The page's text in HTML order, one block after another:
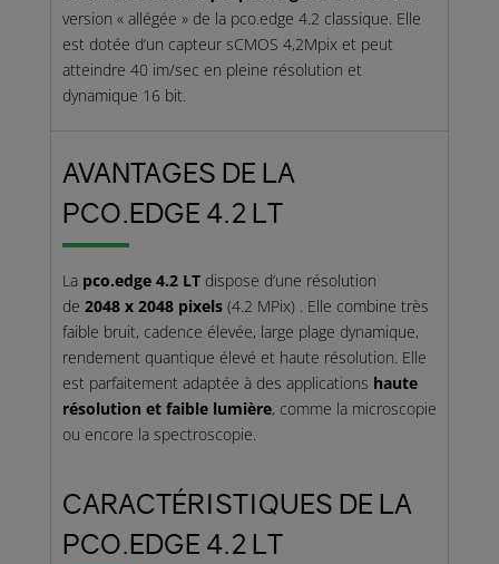
version « allégée » de la pco.edge 4.2 classique. Elle
est dotée d’un capteur sCMOS 4,2Mpix et peut
atteindre 40 im/sec en pleine résolution et
dynamique 16 bit.
AVANTAGES DE LA
PCO.EDGE 4.2 LT
La pco.edge 4.2 LTdispose d’une résolution
de 2048 x 2048 pixels (4.2 MPix) . Elle combine très
faible bruit, cadence élevée, large plage dynamique,
rendement quantique élevé et haute résolution. Elle
est parfaitement adaptée à des applications haute
résolution et faible lumière, comme la microscopie
ou encore la spectroscopie.
CARACTÉRISTIQUES DE LA
PCO.EDGE 4.2 LT